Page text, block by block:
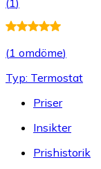
(1 omdöme)
Typ: Termostat
Priser
Insikter
Prishistorik